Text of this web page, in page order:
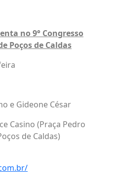
no 9° Congresso
Poços de Caldas​
e Gideone César
Casino (Praça Pedro
de Caldas)